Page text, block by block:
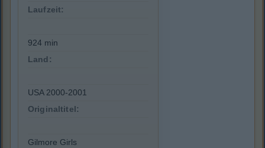
Laufzeit:
924 min
Land:
USA 2000-2001
Originaltitel:
Gilmore Girls